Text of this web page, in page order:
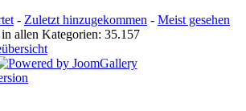
- Zuletzt hinzugekommen - Meist gesehen
allen Kategorien: 35.157